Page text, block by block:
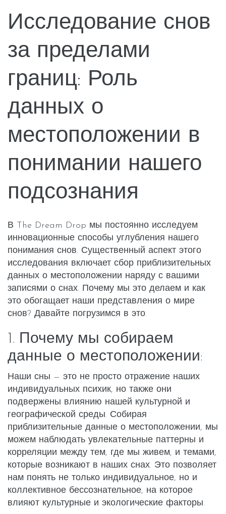
Исследование снов
за пределами
границ: Роль
данных о
местоположении в
понимании нашего
подсознания
В The Dream Drop мы постоянно исследуем
инновационные способы углубления нашего
понимания снов. Существенный аспект этого
исследования включает сбор приблизительных
данных о местоположении наряду с вашими
записями о снах. Почему мы это делаем и как
это обогащает наши представления о мире
снов? Давайте погрузимся в это.
1. Почему мы собираем
данные о местоположении:
Наши сны — это не просто отражение наших
индивидуальных психик, но также они
подвержены влиянию нашей культурной и
географической среды. Собирая
приблизительные данные о местоположении, мы
можем наблюдать увлекательные паттерны и
корреляции между тем, где мы живем, и темами,
которые возникают в наших снах. Это позволяет
нам понять не только индивидуальное, но и
коллективное бессознательное, на которое
влияют культурные и экологические факторы.